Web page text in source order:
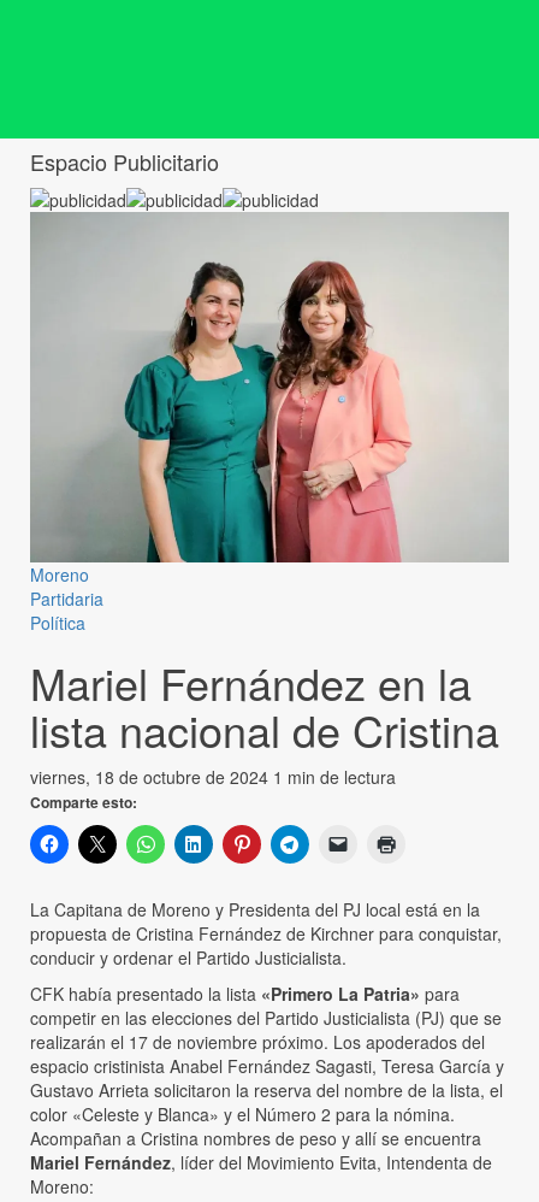
Espacio Publicitario
Moreno
Partidaria
Política
Mariel Fernández en la
lista nacional de Cristina
viernes, 18 de octubre de 2024 1 min de lectura
Comparte esto:
La Capitana de Moreno y Presidenta del PJ local está en la
propuesta de Cristina Fernández de Kirchner para conquistar,
conducir y ordenar el Partido Justicialista.
CFK había presentado la lista «Primero La Patria» para
competir en las elecciones del Partido Justicialista (PJ) que se
realizarán el 17 de noviembre próximo. Los apoderados del
espacio cristinista Anabel Fernández Sagasti, Teresa García y
Gustavo Arrieta solicitaron la reserva del nombre de la lista, el
color «Celeste y Blanca» y el Número 2 para la nómina.
Acompañan a Cristina nombres de peso y allí se encuentra
Mariel Fernández, líder del Movimiento Evita, Intendenta de
Moreno: